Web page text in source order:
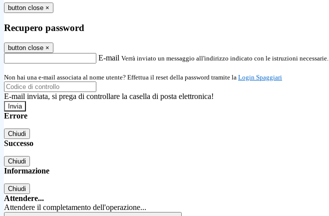
button close ×
Recupero password
button close ×
E-mail Verrà inviato un messaggio all'indirizzo indicato con le istruzioni necessarie.
Non hai una e-mail associata al nome utente? Effettua il reset della password tramite la Login Spaggiari
E-mail inviata, si prega di controllare la casella di posta elettronica!
Errore
Chiudi
Successo
Chiudi
Informazione
Chiudi
Attendere...
Attendere il completamento dell'operazione...